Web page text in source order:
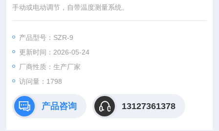
手动或电动调节，自带温度测量系统。
产品型号：SZR-9
更新时间：2026-05-24
厂商性质：生产厂家
访问量：1798
产品咨询 13127361378